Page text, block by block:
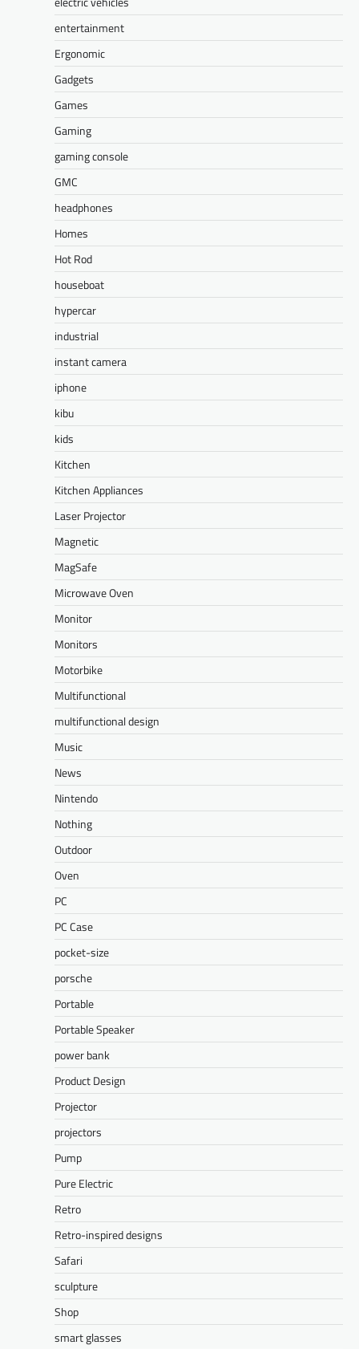
entertainment
Ergonomic
Gadgets
Games
Gaming
gaming console
GMC
headphones
Homes
Hot Rod
houseboat
hypercar
industrial
instant camera
iphone
kibu
kids
Kitchen
Kitchen Appliances
Laser Projector
Magnetic
MagSafe
Microwave Oven
Monitor
Monitors
Motorbike
Multifunctional
multifunctional design
Music
News
Nintendo
Nothing
Outdoor
Oven
PC
PC Case
pocket-size
porsche
Portable
Portable Speaker
power bank
Product Design
Projector
projectors
Pump
Pure Electric
Retro
Retro-inspired designs
Safari
sculpture
Shop
smart glasses